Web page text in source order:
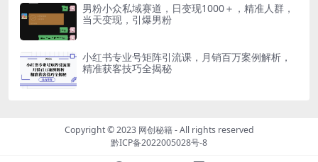
男粉小众私域赛道，日变现1000＋，精准人群，
当天变现，引爆男粉
小红书专业号矩阵引流课，月销百万案例解析，
精准获客技巧全揭秘
Copyright © 2023 网创秘籍- All rights reserved
黔ICP备2022005028号-8